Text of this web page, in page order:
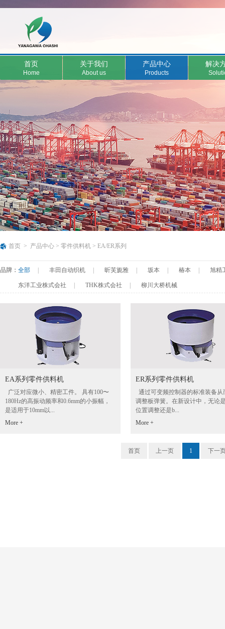
首页
Home
关于我们
About us
产品中心
Products
解决
首页 > 产品中心 > 零件供料机 > EA/ER系列
品牌： 全部 丰田自动织机 昕芙旎雅 坂本 椿本 旭精
东洋工业株式会社 THK株式会社 柳川大桥机械
EA系列零件供料机
广泛对应微小、精密工件。 具有100〜
180Hz的高振动频率和0.6mm的小振幅，
是适用于10mm以...
More +
ER系列零件供料机
通过可变频控制器的标准装备从
调整板弹簧。在新设计中，无论
位置调整还是b...
More +
首页 上一页 1 下一